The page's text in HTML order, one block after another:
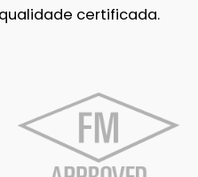
certificada.